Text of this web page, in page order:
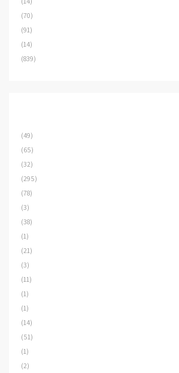
(70)
(91)
(14)
(839)
(49)
(65)
(32)
(295)
(78)
(3)
(38)
(1)
(21)
(3)
(11)
(1)
(1)
(14)
(51)
(1)
(2)